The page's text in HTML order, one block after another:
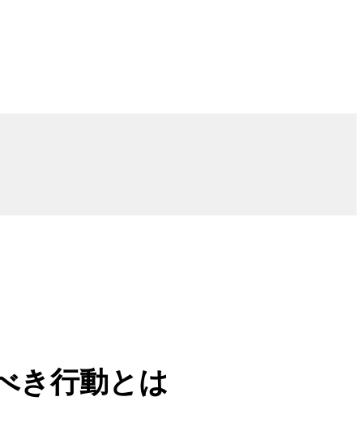
き行動とは